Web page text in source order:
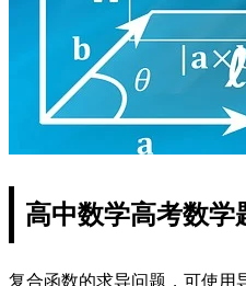
高中数学高考数学
复合函数的求导问题，可使用